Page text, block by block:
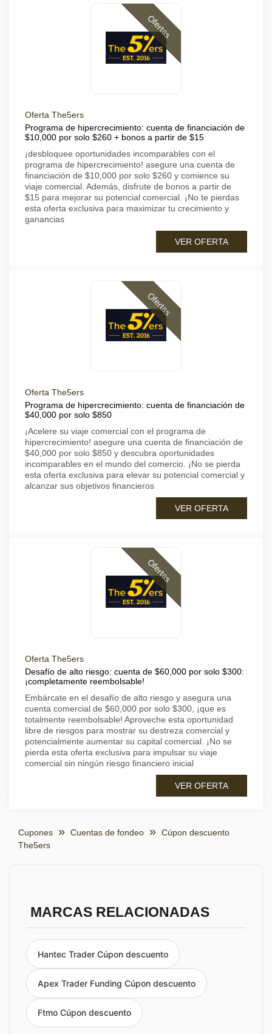
Ofertas
Oferta The5ers
Programa de hipercrecimiento: cuenta de financiación de
$10,000 por solo $260 + bonos a partir de $15
¡desbloquee oportunidades incomparables con el
programa de hipercrecimiento! asegure una cuenta de
financiación de $10,000 por solo $260 y comience su
viaje comercial. Además, disfrute de bonos a partir de
$15 para mejorar su potencial comercial. ¡No te pierdas
esta oferta exclusiva para maximizar tu crecimiento y
ganancias
VER OFERTA
Ofertas
Oferta The5ers
Programa de hipercrecimiento: cuenta de financiación de
$40,000 por solo $850
¡Acelere su viaje comercial con el programa de
hipercrecimiento! asegure una cuenta de financiación de
$40,000 por solo $850 y descubra oportunidades
incomparables en el mundo del comercio. ¡No se pierda
esta oferta exclusiva para elevar su potencial comercial y
alcanzar sus objetivos financieros
VER OFERTA
Ofertas
Oferta The5ers
Desafío de alto riesgo: cuenta de $60,000 por solo $300:
¡completamente reembolsable!
Embárcate en el desafío de alto riesgo y asegura una
cuenta comercial de $60,000 por solo $300, ¡que es
totalmente reembolsable! Aproveche esta oportunidad
libre de riesgos para mostrar su destreza comercial y
potencialmente aumentar su capital comercial. ¡No se
pierda esta oferta exclusiva para impulsar su viaje
comercial sin ningún riesgo financiero inicial
VER OFERTA
Cupones Cuentas de fondeo
Cúpon descuento
The5ers
MARCAS RELACIONADAS
Hantec Trader Cúpon descuento
Apex Trader Funding Cúpon descuento
Ftmo Cúpon descuento